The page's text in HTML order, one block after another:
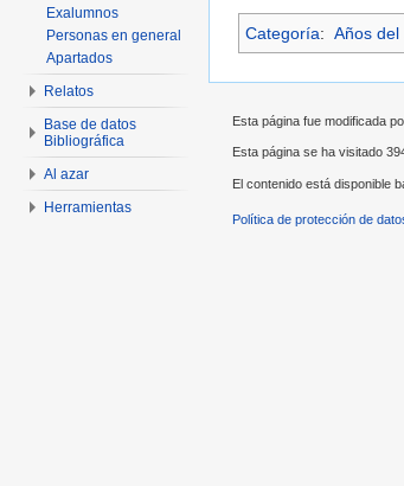
Categoría: Años del
Exalumnos
Personas en general
Apartados
Relatos
Base de datos
Bibliográfica
Al azar
Herramientas
Esta página fue modificada
Esta página se ha visitado
El contenido está disponible
Política de protección de